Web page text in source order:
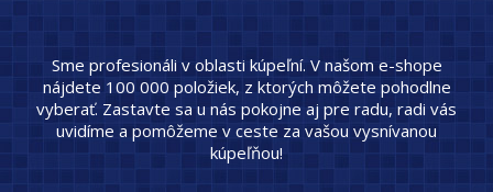
Sme profesionáli v oblasti kúpeľní. V našom e-shope
nájdete 100 000 položiek, z ktorých môžete pohodlne
vyberať. Zastavte sa u nás pokojne aj pre radu, radi vás
uvidíme a pomôžeme v ceste za vašou vysnívanou
kúpeľňou!